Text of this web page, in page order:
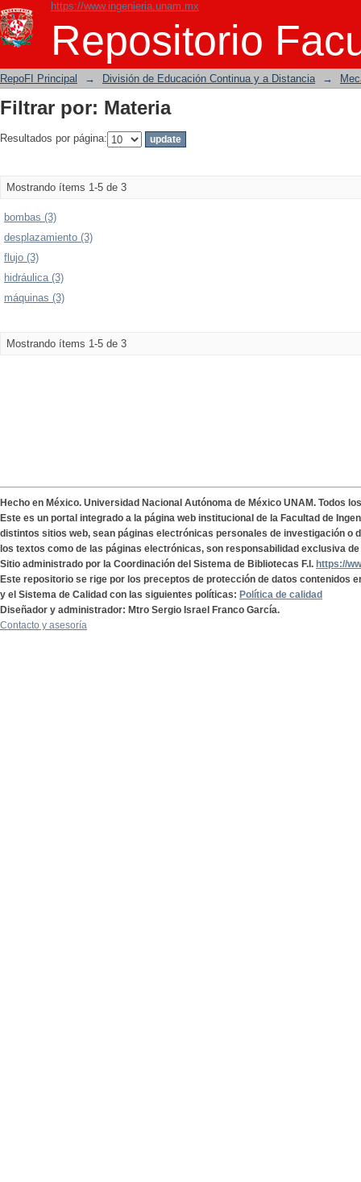
https://www.ingenieria.unam.mx
Repositorio
Filtrar por: Materia
RepoFI Principal → División de Educación Continua y a Distancia →
Filtrar por: Materia
Resultados por página:
Mostrando ítems 1-5 de 3
bombas (3)
desplazamiento (3)
flujo (3)
hidráulica (3)
máquinas (3)
Mostrando ítems 1-5 de 3
Hecho en México. Universidad Nacional Autónoma de México UNAM. Todos
Este es un portal integrado a la página web institucional de la Facultad de
distintos sitios web, sean páginas electrónicas personales de investigación o
los textos como de las páginas electrónicas, son responsabilidad exclusiva
Sitio administrado por la Coordinación del Sistema de Bibliotecas F.I. https://
Este repositorio se rige por los preceptos de protección de datos contenidos
y el Sistema de Calidad con las siguientes políticas: Política de calidad
Diseñador y administrador: Mtro Sergio Israel Franco García.
Contacto y asesoría